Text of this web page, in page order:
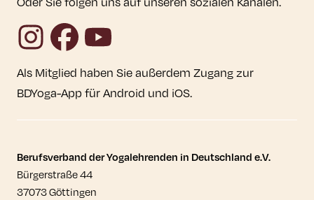
InstagramFacebookYouTube
Als Mitglied haben Sie außerdem Zugang zur
BDYoga-App für Android und iOS.
Kontaktdaten und weitere Links
Berufsverband der Yogalehrenden in Deutschland e.V.
Bürgerstraße 44
37073 Göttingen